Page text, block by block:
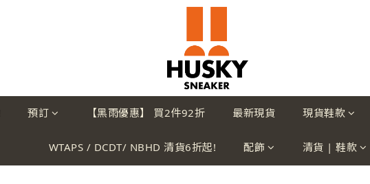
預訂 【黑雨優惠】 買2件92折 最新現貨 現貨鞋款
WTAPS / DCDT/ NBHD 清貨6折起! 配飾 清貨 | 鞋款